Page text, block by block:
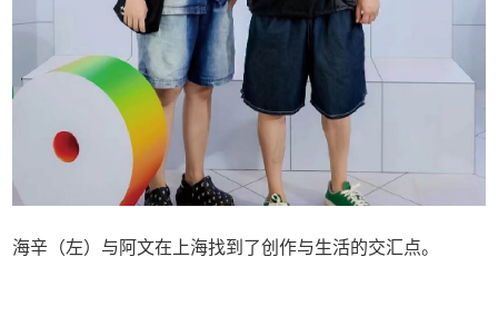
海辛（左）与阿文在上海找到了创作与生活的交汇点。